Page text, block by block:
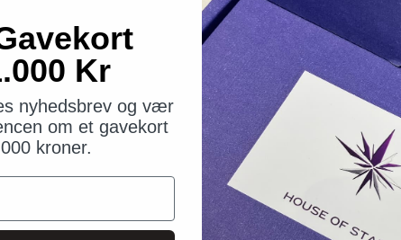
Mint
Pistache
Tonka
Kr
nyhedsbrev og vær
om et gavekort
kroner.